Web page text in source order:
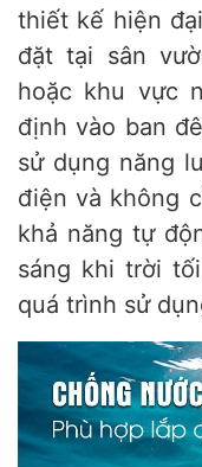
thiết kế hiện
đặt tại sân
hoặc khu vực
định vào ban
sử dụng năng
điện và không
khả năng tự
sáng khi trời
quá trình sử